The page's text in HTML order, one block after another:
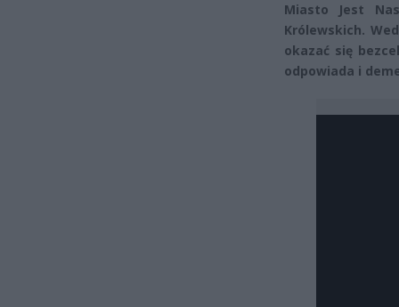
Miasto Jest
Królewskich.
okazać się
odpowiada i